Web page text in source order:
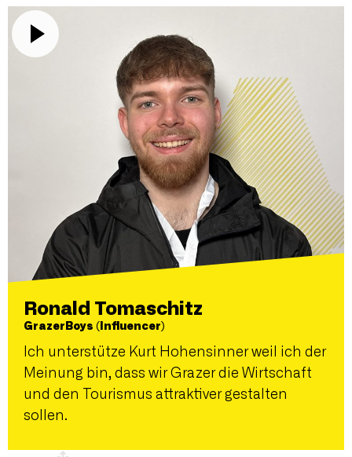
Ronald Tomaschitz
GrazerBoys (Influencer)
Ich unterstütze Kurt Hohensinner weil ich der
Meinung bin, dass wir Grazer die Wirtschaft
und den Tourismus attraktiver gestalten
sollen.